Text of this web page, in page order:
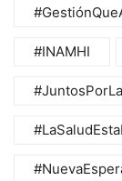
#INAMHI